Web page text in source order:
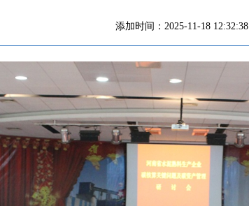
添加时间：2025-11-18 12:32:38